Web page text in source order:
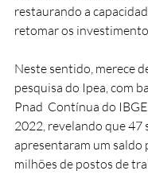
restaurando a
retomar os
Neste sentido, merece
pesquisa do Ipea, com
Pnad  Contínua do
2022, revelando que 47
apresentaram um saldo
milhões de postos de